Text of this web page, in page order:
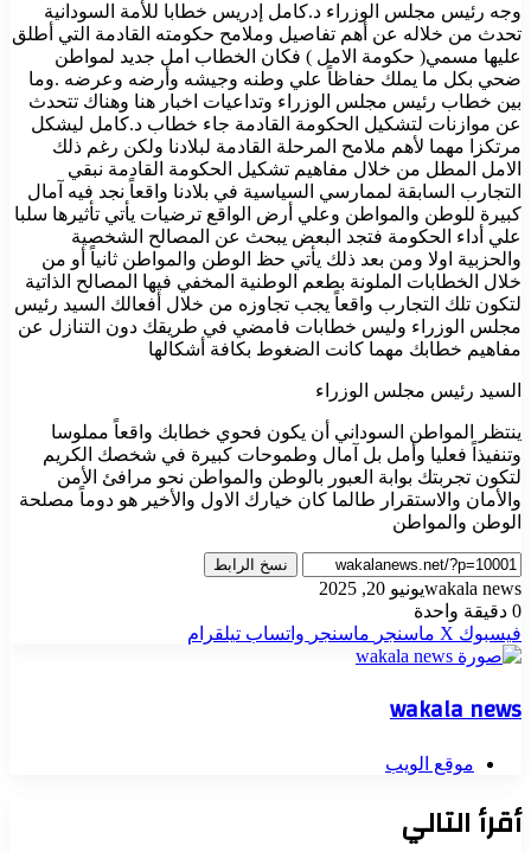
وجه رئيس مجلس الوزراء د.كامل إدريس خطابا للأمة السودانية
تحدث من خلاله عن أهم تفاصيل وملامح حكومته القادمة التي أطلق
عليها مسمي( حكومة الامل ) فكان الخطاب امل جديد لمواطن
ضحي بكل ما يملك حفاظاً علي وطنه وجيشه وأرضه وعرضه .وما
بين خطاب رئيس مجلس الوزراء وتداعيات اخبار هنا وهناك تتحدث
عن موازنات لتشكيل الحكومة القادمة جاء خطاب د.كامل ليشكل
مرتكزا مهما لأهم ملامح المرحلة القادمة لبلادنا ولكن رغم ذلك
الامل المطل من خلال مفاهيم تشكيل الحكومة القادمة نبقي
التجارب السابقة لممارسي السياسية في بلادنا واقعاً نجد فيه آمال
كبيرة للوطن والمواطن وعلي أرض الواقع ترضيات يأتي تأثيرها سلبا
علي أداء الحكومة فتجد البعض يبحث عن المصالح الشخصية
والحزبية اولا ومن بعد ذلك يأتي حظ الوطن والمواطن ثانياً أو من
خلال الخطابات الملونة بطعم الوطنية المخفي فيها المصالح الذاتية
لتكون تلك التجارب واقعاً يجب تجاوزه من خلال أفعالك السيد رئيس
مجلس الوزراء وليس خطابات فامضي في طريقك دون التنازل عن
مفاهيم خطابك مهما كانت الضغوط بكافة أشكالها
السيد رئيس مجلس الوزراء
ينتظر المواطن السوداني أن يكون فحوي خطابك واقعاً مملوسا
وتنفيذاً فعليا وأمل بل آمال وطموحات كبيرة في شخصك الكريم
لتكون تجربتك بوابة العبور بالوطن والمواطن نحو مرافئ الأمن
والأمان والاستقرار طالما كان خيارك الاول والأخير هو دوماً مصلحة
الوطن والمواطن
نسخ الرابط
wakala newsيونيو 20, 2025
0 دقيقة واحدة
فيسبوك ‫X ماسنجر ماسنجر واتساب تيلقرام
wakala news
موقع الويب
أقرأ التالي